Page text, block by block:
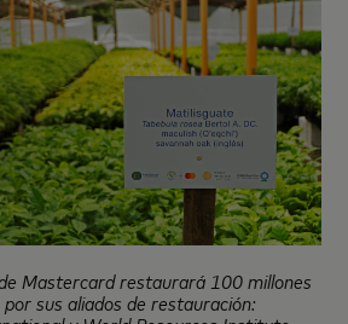
Mastercard restaurará 100 millones
sus aliados de restauración: